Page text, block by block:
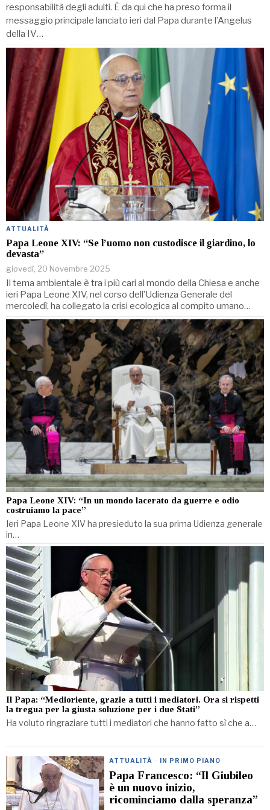
responsabilità degli adulti. È da qui che ha preso forma il
messaggio principale lanciato ieri dal Papa durante l’Angelus
della IV…
ATTUALITÀ
Papa Leone XIV: “Se l’uomo non custodisce il giardino, lo
devasta”
giovedì, 20 Novembre 2025
Il tema ambientale è tra i più cari al mondo della Chiesa e anche
ieri Papa Leone XIV, nel corso dell’Udienza Generale del
mercoledì, ha collegato la crisi ecologica al compito umano…
Papa Leone XIV: “In un mondo lacerato da guerre e odio
costruiamo la pace”
Ieri Papa Leone XIV ha presieduto la sua prima Udienza generale
in…
Il Papa: “Medioriente, grazie a tutti i mediatori. Ora si rispetti
la tregua per la giusta soluzione per i due Stati”
Ha voluto ringraziare tutti i mediatori che hanno fatto sì che a…
ATTUALITÀ · IN PRIMO PIANO
Papa Francesco: “Il Giubileo
è un nuovo inizio,
ricominciamo dalla speranza”